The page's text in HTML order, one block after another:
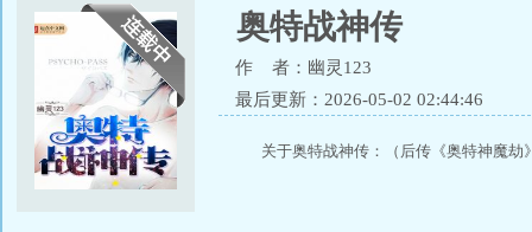
奥特战神传
作 者：幽灵123
最后更新：2026-05-02 02:44:46
关于奥特战神传：（后传《奥特神魔